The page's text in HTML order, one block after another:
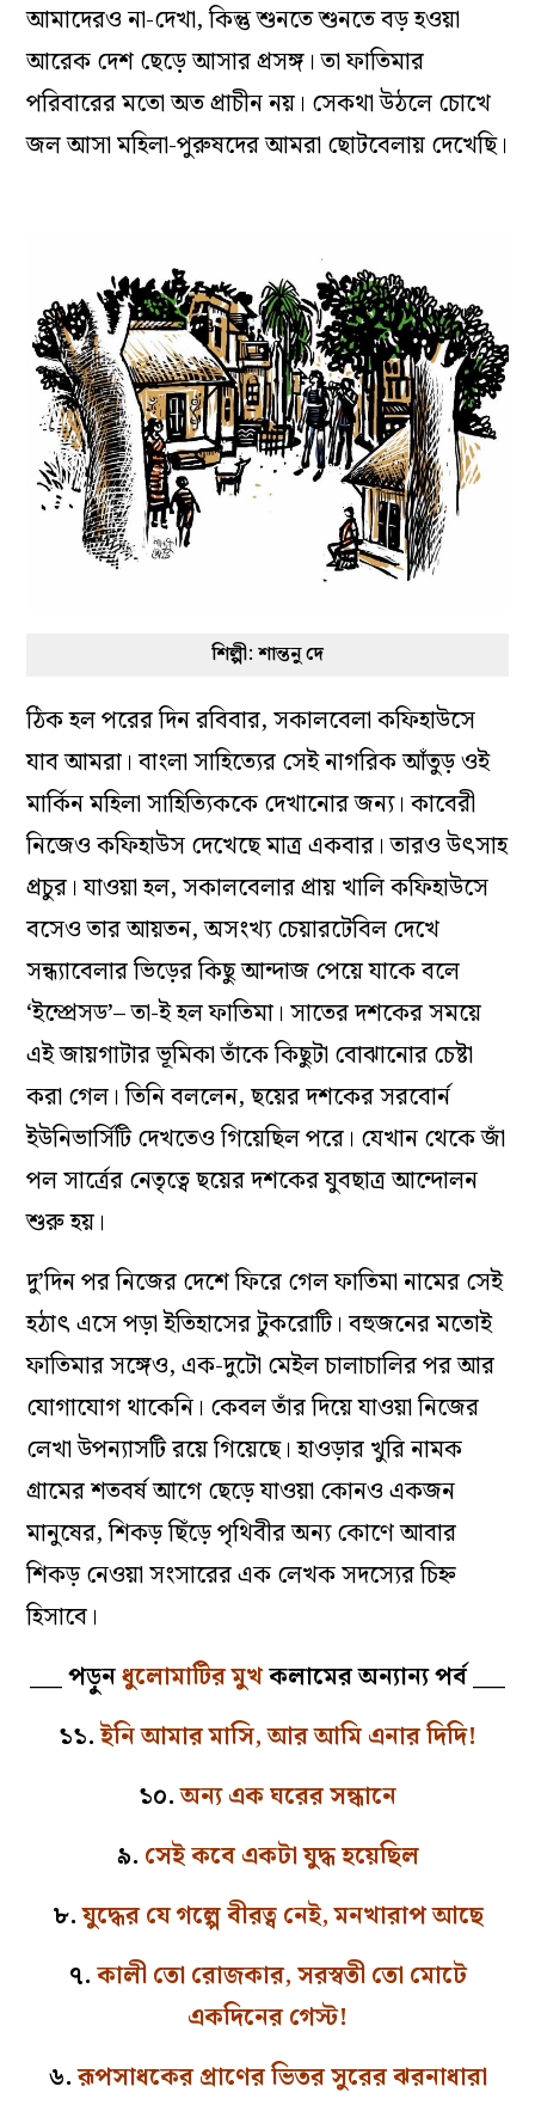
আমাদেরও না-দেখা, কিন্তু শুনতে শুনতে বড় হওয়া
আরেক দেশ ছেড়ে আসার প্রসঙ্গ। তা ফাতিমার
পরিবারের মতো অত প্রাচীন নয়। সেকথা উঠলে চোখে
জল আসা মহিলা-পুরুষদের আমরা ছোটবেলায় দেখেছি।
শিল্পী: শান্তনু দে
ঠিক হল পরের দিন রবিবার, সকালবেলা কফিহাউসে
যাব আমরা। বাংলা সাহিত্যের সেই নাগরিক আঁতুড় ওই
মার্কিন মহিলা সাহিত্যিককে দেখানোর জন্য। কাবেরী
নিজেও কফিহাউস দেখেছে মাত্র একবার। তারও উৎসাহ
প্রচুর। যাওয়া হল, সকালবেলার প্রায় খালি কফিহাউসে
বসেও তার আয়তন, অসংখ্য চেয়ারটেবিল দেখে
সন্ধ্যাবেলার ভিড়ের কিছু আন্দাজ পেয়ে যাকে বলে
‘ইম্প্রেসড’– তা-ই হল ফাতিমা। সাতের দশকের সময়ে
এই জায়গাটার ভূমিকা তাঁকে কিছুটা বোঝানোর চেষ্টা
করা গেল। তিনি বললেন, ছয়ের দশকের সরবোর্ন
ইউনিভার্সিটি দেখতেও গিয়েছিল পরে। যেখান থেকে জাঁ
পল সার্ত্রের নেতৃত্বে ছয়ের দশকের যুবছাত্র আন্দোলন
শুরু হয়।
দু’দিন পর নিজের দেশে ফিরে গেল ফাতিমা নামের সেই
হঠাৎ এসে পড়া ইতিহাসের টুকরোটি। বহুজনের মতোই
ফাতিমার সঙ্গেও, এক-দুটো মেইল চালাচালির পর আর
যোগাযোগ থাকেনি। কেবল তাঁর দিয়ে যাওয়া নিজের
লেখা উপন্যাসটি রয়ে গিয়েছে। হাওড়ার খুরি নামক
গ্রামের শতবর্ষ আগে ছেড়ে যাওয়া কোনও একজন
মানুষের, শিকড় ছিঁড়ে পৃথিবীর অন্য কোণে আবার
শিকড় নেওয়া সংসারের এক লেখক সদস্যের চিহ্ন
হিসাবে।
___ পড়ুনধুলোমাটির মুখকলামের অন্যান্য পর্ব ___
১১.ইনি আমার মাসি, আর আমি এনার দিদি!
১০.অন্য এক ঘরের সন্ধানে
৯. সেই কবে একটা যুদ্ধ হয়েছিল
৮.যুদ্ধের যে গল্পে বীরত্ব নেই, মনখারাপ আছে
৭.কালী তো রোজকার, সরস্বতী তো মোটে
একদিনের গেস্ট!
৬.রূপসাধকের প্রাণের ভিতর সুরের ঝরনাধারা